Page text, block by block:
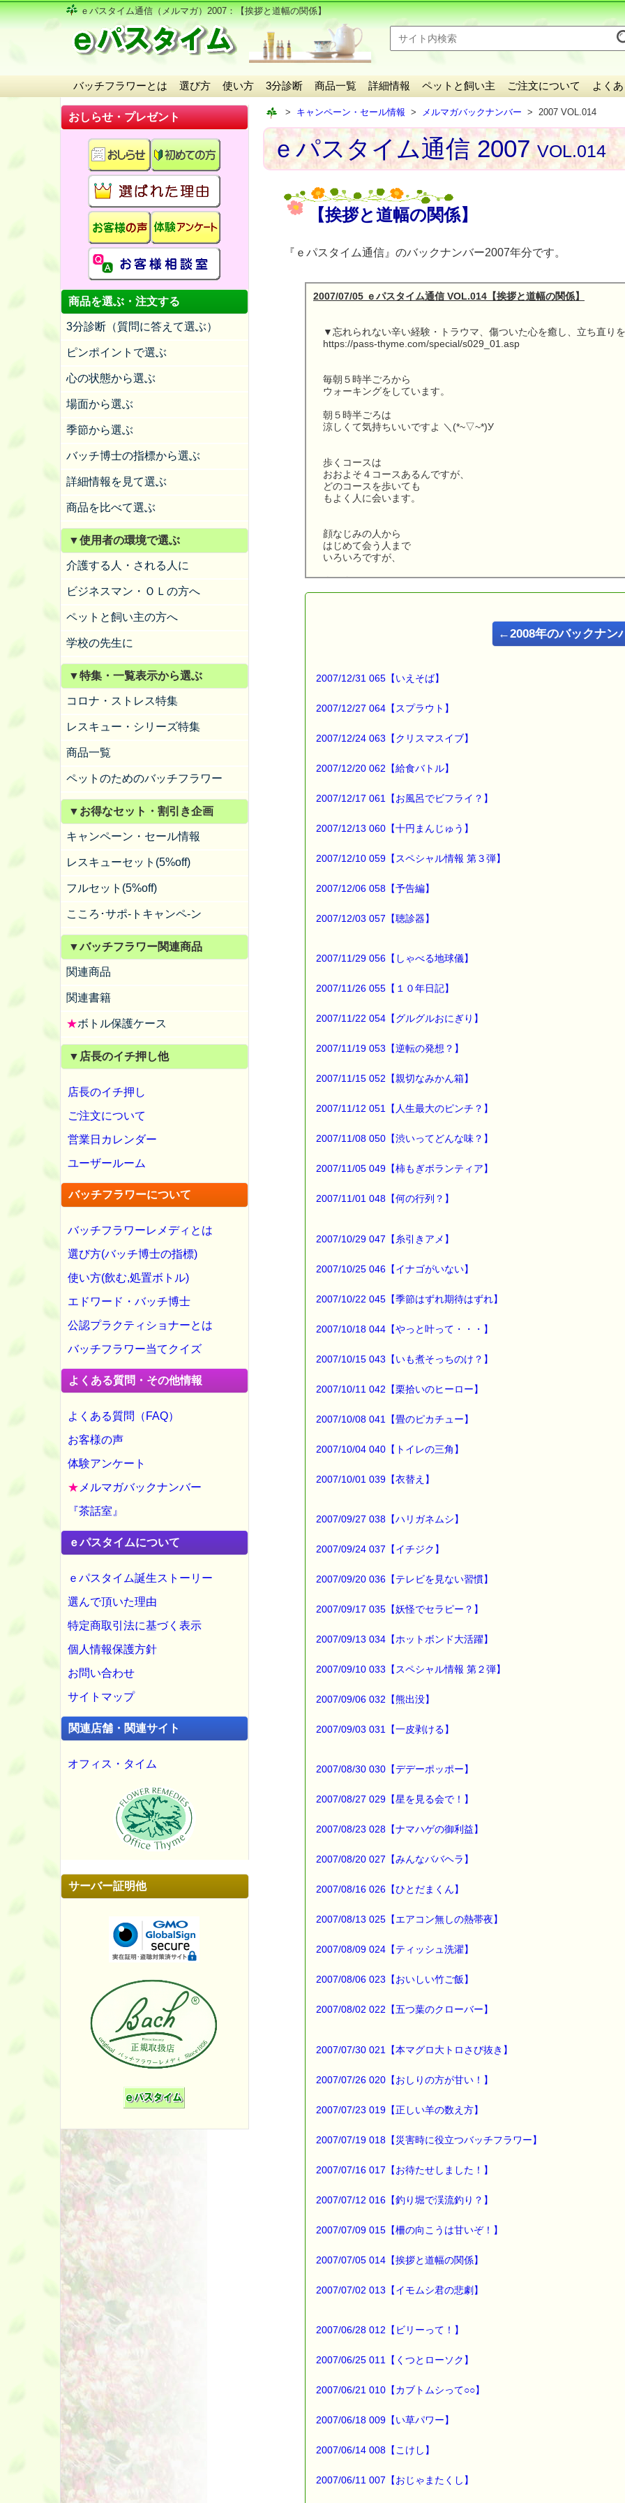
ｅパスタイム通信（メルマガ）2007：【挨拶と道幅の関係】
バッチフラワーとは 選び方 使い方 3分診断 商品一覧 詳細情報 ペットと飼い主 ご注文について よく
おしらせ・プレゼント
商品を選ぶ・注文する
3分診断（質問に答えて選ぶ）
ピンポイントで選ぶ
心の状態から選ぶ
場面から選ぶ
季節から選ぶ
バッチ博士の指標から選ぶ
詳細情報を見て選ぶ
商品を比べて選ぶ
▼使用者の環境で選ぶ
介護する人・される人に
ビジネスマン・ＯＬの方へ
ペットと飼い主の方へ
学校の先生に
▼特集・一覧表示から選ぶ
コロナ・ストレス特集
レスキュー・シリーズ特集
商品一覧
ペットのためのバッチフラワー
▼お得なセット・割引き企画
キャンペーン・セール情報
レスキューセット(5%off)
フルセット(5%off)
こころ･サポ-トキャンペ-ン
▼バッチフラワー関連商品
関連商品
関連書籍
★ボトル保護ケース
▼店長のイチ押し他
店長のイチ押し
ご注文について
営業日カレンダー
ユーザールーム
バッチフラワーについて
バッチフラワーレメディとは
選び方(バッチ博士の指標)
使い方(飲む,処置ボトル)
エドワード・バッチ博士
公認プラクティショナーとは
バッチフラワー当てクイズ
よくある質問・その他情報
よくある質問（FAQ）
お客様の声
体験アンケート
★ メルマガバックナンバー
『茶話室』
ｅパスタイムについて
ｅパスタイム誕生ストーリー
選んで頂いた理由
特定商取引法に基づく表示
個人情報保護方針
お問い合わせ
サイトマップ
関連店舗・関連サイト
オフィス・タイム
サーバー証明他
キャンペーン・セール情報 メルマガバックナンバー 2007 VOL.014
ｅパスタイム通信 2007VOL.014
【挨拶と道幅の関係】
『ｅパスタイム通信』のバックナンバー2007年分です。
2007/07/05 ｅパスタイム通信 VOL.014【挨拶と道幅の関係】
▼忘れられない辛い経験・トラウマ、傷ついた心を癒し、立ち直り
https://pass-thyme.com/special/s029_01.asp
毎朝５時半ごろから
ウォーキングをしています。
朝５時半ごろは
涼しくて気持ちいいですよ ＼(*~▽~*)У
歩くコースは
おおよそ４コースあるんですが、
どのコースを歩いても
もよく人に会います。
顔なじみの人から
はじめて会う人まで
いろいろですが、
人と会ったときには
必ず
ほとんどの人は、
たまに、
特に気にはしてませんでしたが、
先日突然、
この挨拶が返ってこない場合の
こんにちは！
ルコ＠千葉るみこ （主婦、二児の母） でございます。
■ｅパスタイム通信 2007.07.05 VOL.014号
私のウォーキングコースは
そのほとんどが
車がすれ違うことができないような
乗用車程度なら
ちょっと広い道もあります。
挨拶が返ってこない事は、
この
気がついたんです。
しかも
私との最短距離が
挨拶が返ってこない確率が
これって大発見？？？ ＼(^O^)／
この事に気がついてから、
確信は高まるばかりです(*^_^*)
挨拶が返ってこない時って
だから、
そこまでする勇気が
私にはありませんので
近づいて挨拶したのに
ショックですものね
ショックといえば、
■本日のオススメ情報 ━━━━━━━━━━━━━━━━━━━━☆
忘れられない辛い経験や、傷ついた心を癒し、立ち直りを助けて
自分に自信を持ち、積極的になれる手助けをします。
▼過去のオススメ情報
朝のウォーキングは
とっても気持ちがいいんで
心に付いた贅肉はとれてるようです (*^_^*)
バッチ博士は、花に付いた朝露に
無関係ではないような気がします。
最後まで読んでいただきありがとうございます。
*****@pass-thyme.com
■メルマガ読者だけの eクーポン券 プレゼント ━━━━━━━━☆
★★★★★★★★★★★★★★★★★★★★★★★★★★★★★★★
有効期限 ：2007/07/12(木)まで
タイプ ：くじタイプ
バッチフラワーレメディ・レスキュークリーム１本当毎に
当たる確率は（1等：5% 2等：10% 3等：85%）です。
※1度のご購入につき1枚しかご利用いただけません。
→https://pass-thyme.com/info/#coupon
∞∞∞∞∞∞∞∞∞∞∞∞∞∞∞∞∞∞∞∞∞∞∞∞∞∞∞∞∞∞∞∞∞
応募など）していただいたお客様だけにお届けする限定配信メールで
割引クーポン券のプレゼントや、耳より情報をいち早くお届け致しま
←2008年のバックナン
2007/12/31 065【いえそば】
2007/12/27 064【スプラウト】
2007/12/24 063【クリスマスイブ】
2007/12/20 062【給食バトル】
2007/12/17 061【お風呂でビフライ？】
2007/12/13 060【十円まんじゅう】
2007/12/10 059【スペシャル情報 第３弾】
2007/12/06 058【予告編】
2007/12/03 057【聴診器】
2007/11/29 056【しゃべる地球儀】
2007/11/26 055【１０年日記】
2007/11/22 054【グルグルおにぎり】
2007/11/19 053【逆転の発想？】
2007/11/15 052【親切なみかん箱】
2007/11/12 051【人生最大のピンチ？】
2007/11/08 050【渋いってどんな味？】
2007/11/05 049【柿もぎボランティア】
2007/11/01 048【何の行列？】
2007/10/29 047【糸引きアメ】
2007/10/25 046【イナゴがいない】
2007/10/22 045【季節はずれ期待はずれ】
2007/10/18 044【やっと叶って・・・】
2007/10/15 043【いも煮そっちのけ？】
2007/10/11 042【栗拾いのヒーロー】
2007/10/08 041【畳のピカチュー】
2007/10/04 040【トイレの三角】
2007/10/01 039【衣替え】
2007/09/27 038【ハリガネムシ】
2007/09/24 037【イチジク】
2007/09/20 036【テレビを見ない習慣】
2007/09/17 035【妖怪でセラピー？】
2007/09/13 034【ホットボンド大活躍】
2007/09/10 033【スペシャル情報 第２弾】
2007/09/06 032【熊出没】
2007/09/03 031【一皮剥ける】
2007/08/30 030【デデーポッポー】
2007/08/27 029【星を見る会で！】
2007/08/23 028【ナマハゲの御利益】
2007/08/20 027【みんなババヘラ】
2007/08/16 026【ひとだまくん】
2007/08/13 025【エアコン無しの熱帯夜】
2007/08/09 024【ティッシュ洗濯】
2007/08/06 023【おいしい竹ご飯】
2007/08/02 022【五つ葉のクローバー】
2007/07/30 021【本マグロ大トロさび抜き】
2007/07/26 020【おしりの方が甘い！】
2007/07/23 019【正しい羊の数え方】
2007/07/19 018【災害時に役立つバッチフラワー】
2007/07/16 017【お待たせしました！】
2007/07/12 016【釣り堀で渓流釣り？】
2007/07/09 015【柵の向こうは甘いぞ！】
2007/07/05 014【挨拶と道幅の関係】
2007/07/02 013【イモムシ君の悲劇】
2007/06/28 012【ビリーって！】
2007/06/25 011【くつとローソク】
2007/06/21 010【カブトムシって○○】
2007/06/18 009【い草パワー】
2007/06/14 008【こけし】
2007/06/11 007【おじゃまたくし】